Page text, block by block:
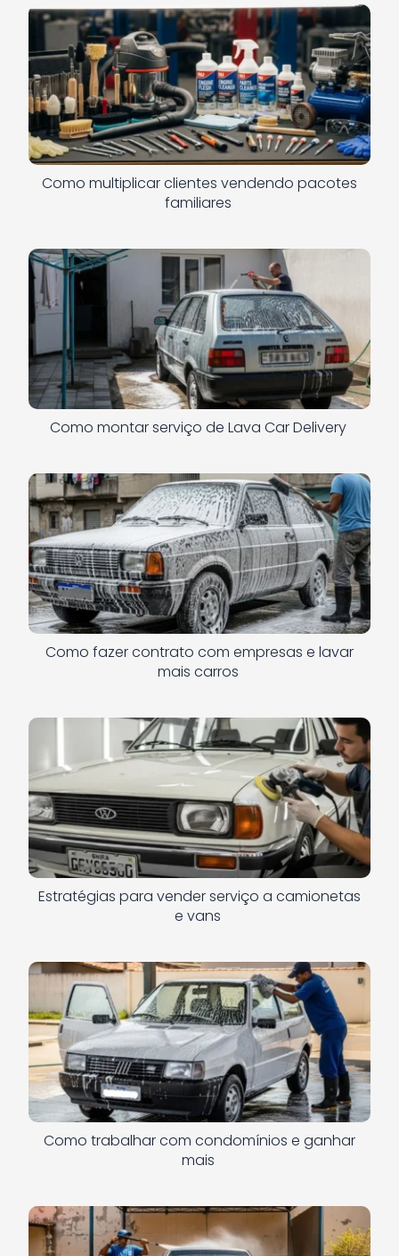
Como multiplicar clientes vendendo pacotes
familiares
Como montar serviço de Lava Car Delivery
Como fazer contrato com empresas e lavar
mais carros
Estratégias para vender serviço a camionetas
e vans
Como trabalhar com condomínios e ganhar
mais